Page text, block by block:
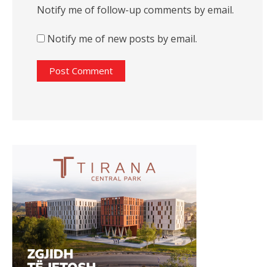
Notify me of follow-up comments by email.
Notify me of new posts by email.